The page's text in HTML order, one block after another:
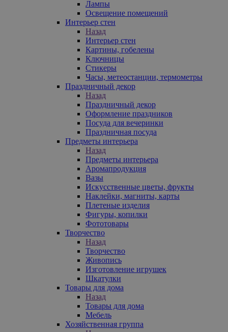
Лампы
Освещение помещений
Интерьер стен
Назад
Интерьер стен
Картины, гобелены
Ключницы
Стикеры
Часы, метеостанции, термометры
Праздничный декор
Назад
Праздничный декор
Оформление праздников
Посуда для вечеринки
Праздничная посуда
Предметы интерьера
Назад
Предметы интерьера
Аромапродукция
Вазы
Искусственные цветы, фрукты
Наклейки, магниты, карты
Плетеные изделия
Фигуры, копилки
Фототовары
Творчество
Назад
Творчество
Живопись
Изготовление игрушек
Шкатулки
Товары для дома
Назад
Товары для дома
Мебель
Хозяйственная группа